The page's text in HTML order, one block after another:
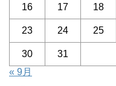
16 17 18
23 24 25
30
31
« 9月